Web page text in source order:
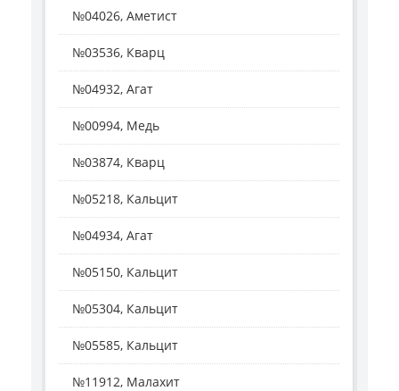
№04026, Аметист
№03536, Кварц
№04932, Агат
№00994, Медь
№03874, Кварц
№05218, Кальцит
№04934, Агат
№05150, Кальцит
№05304, Кальцит
№05585, Кальцит
№11912, Малахит